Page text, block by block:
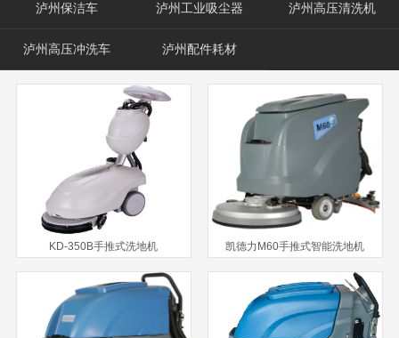
泸州保洁车 泸州工业吸尘器 泸州高压清洗机
泸州高压冲洗车 泸州配件耗材
KD-350B手推式洗地机 凯德力M60手推式智能洗地机